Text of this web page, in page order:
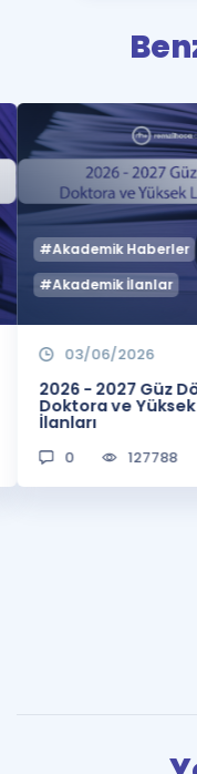
#Akademik Haberler
#Akademik İlanlar
03/06/2026
2026 - 2027 Güz
Doktora ve
İlanları
0 127788